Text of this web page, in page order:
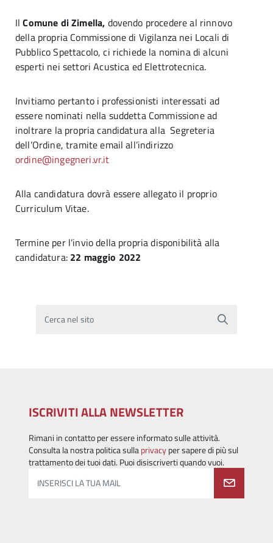
IlComune di Zimella, dovendo procedere al rinnovo
della propria Commissione di Vigilanza nei Locali di
Pubblico Spettacolo, ci richiede la nomina di alcuni
esperti nei settori Acustica ed Elettrotecnica.
Invitiamo pertanto i professionisti interessati ad
essere nominati nella suddetta Commissione ad
inoltrare la propria candidatura alla Segreteria
dell’Ordine, tramite email all’indirizzo
ordine@ingegneri.vr.it
Alla candidatura dovrà essere allegato il proprio
Curriculum Vitae.
Termine per l’invio della propria disponibilità alla
candidatura: 22 maggio 2022
Cerca nel sito
ISCRIVITI ALLA NEWSLETTER
Rimani in contatto per essere informato sulle attività.
Consulta la nostra politica sullaprivacyper sapere di più sul
trattamento dei tuoi dati. Puoi disiscriverti quando vuoi.
INSERISCI LA TUA MAIL